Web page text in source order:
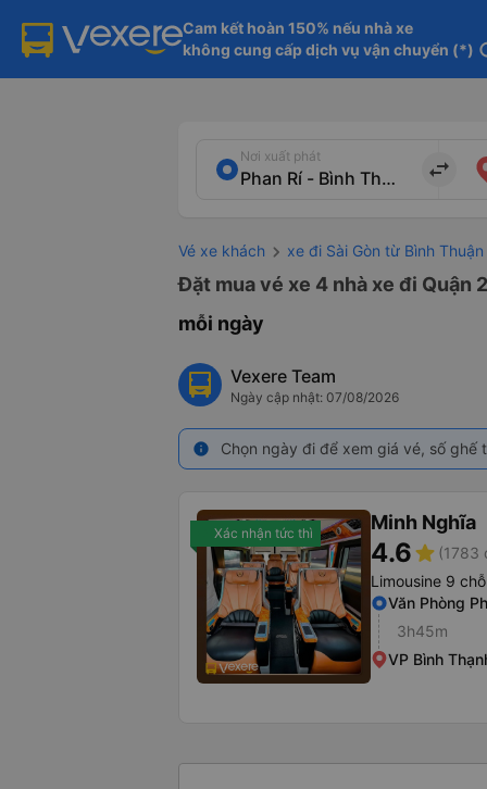
Cam kết hoàn 150% nếu nhà xe
không cung cấp dịch vụ vận chuyển (*)
Nơi xuất phát
import_export
Vé xe khách xe đi Sài Gòn từ Bình Thuận
Đặt mua vé xe 4 nhà xe đi Quận
mỗi ngày
Vexere Team
Ngày cập nhật: 07/08/2026
info Chọn ngày đi để xem giá vé, số
Xác nhận tức thì Minh Nghĩa
4.6star (1783
Limousine 9
Văn Phòng
3h45m
VP Bình